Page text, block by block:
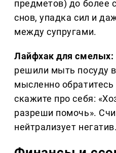
предметов) до более
снов, упадка сил и
между супругами.
Лайфхак для смелых:
решили мыть посуду
мысленно
скажите про себя:
разреши помочь».
нейтрализует негатив.